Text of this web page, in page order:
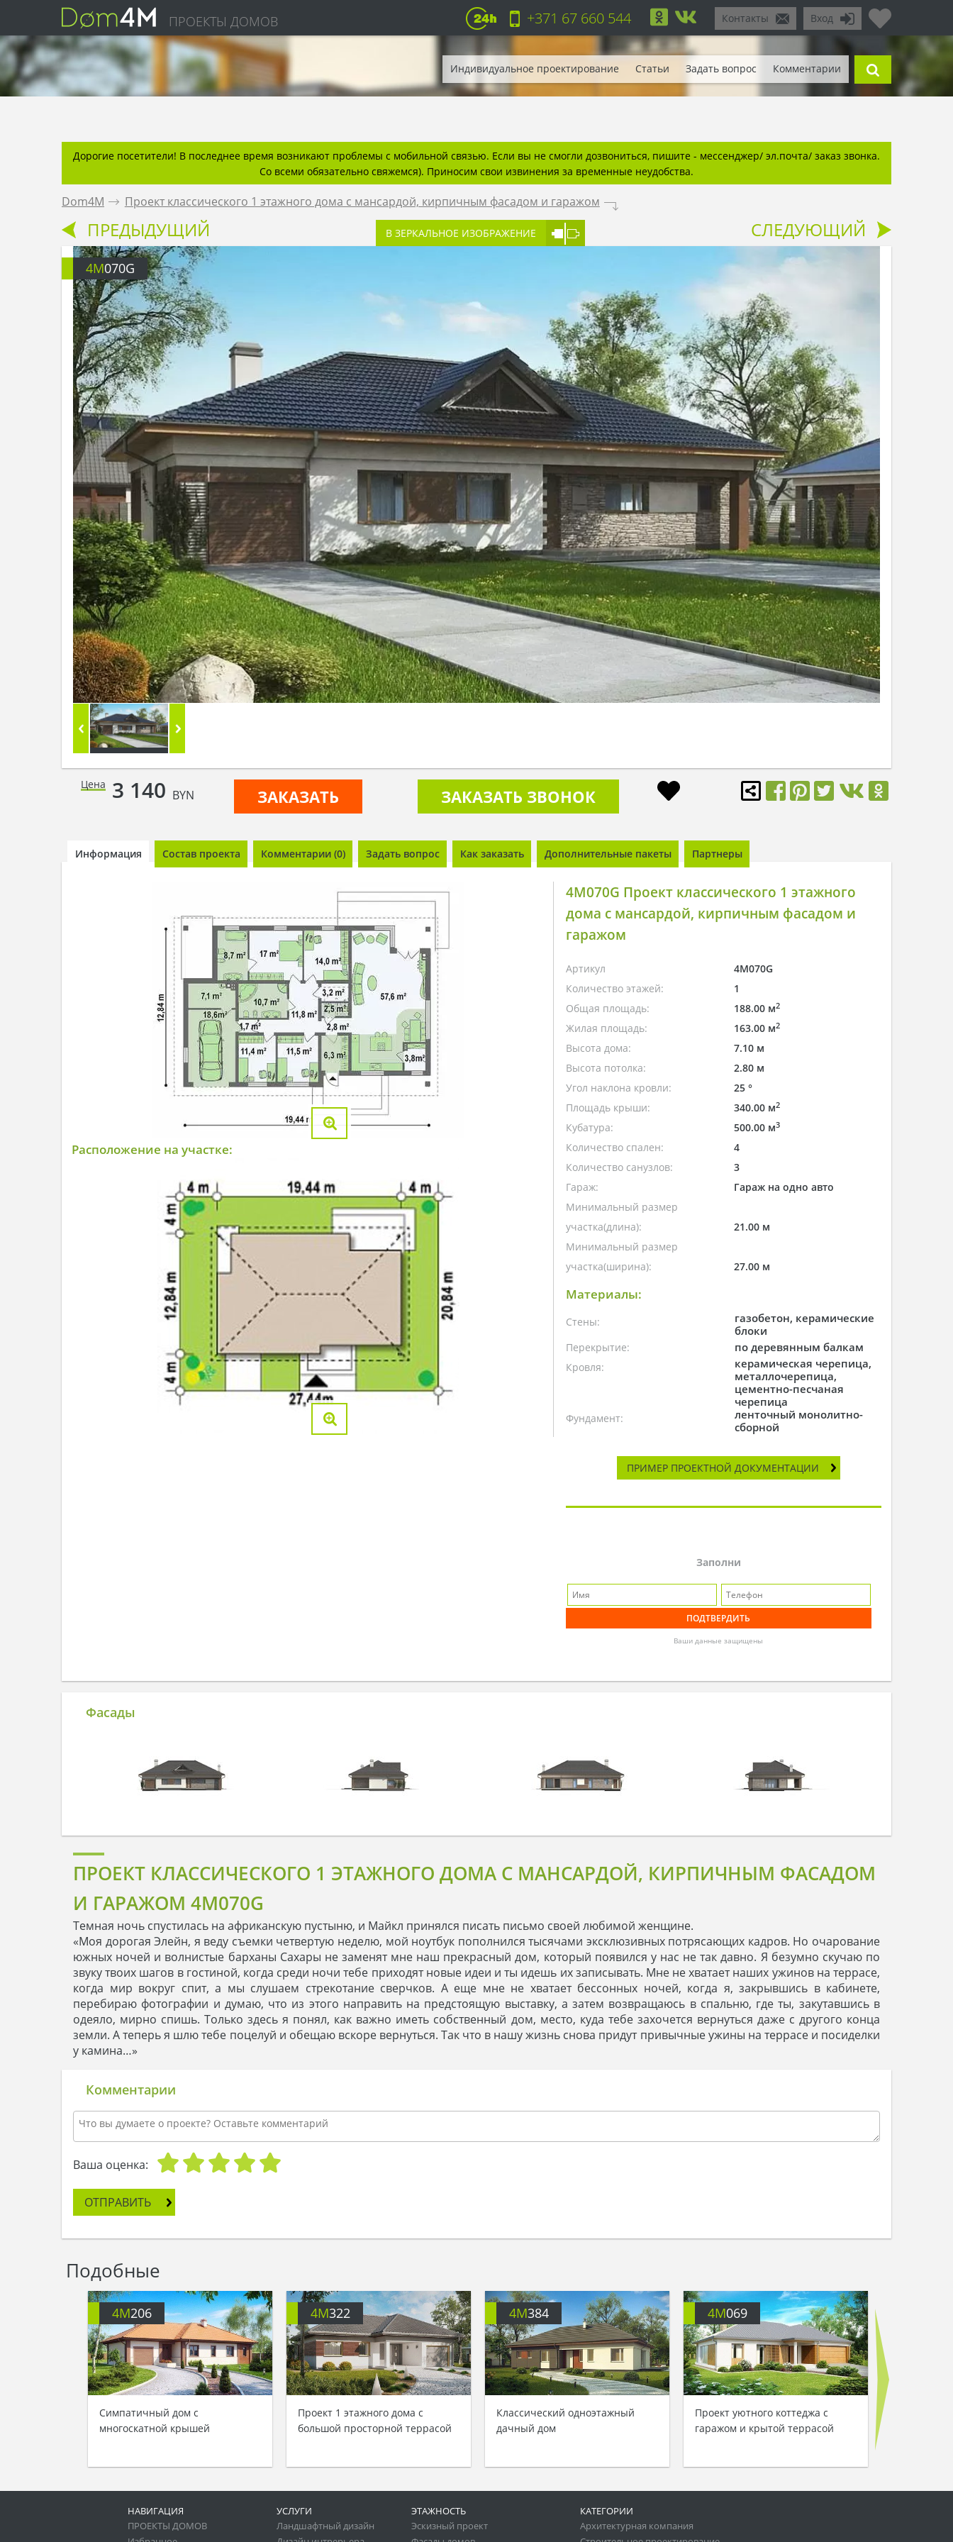
ПРОЕКТЫ ДОМОВ Вход
Контакты
+371 67 660 544
Индивидуальное проектирование Статьи Задать вопрос Комментарии
Дорогие посетители! В последнее время возникают проблемы с мобильной связью. Если вы не смогли дозвониться, пишите - мессенджер/ эл.почта/ заказ звонка.
Со всеми обязательно свяжемся). Приносим свои извинения за временные неудобства.
Dom4M . Проект классического 1 этажного дома с мансардой, кирпичным фасадом и гаражом .
ПРЕДЫДУЩИЙ В ЗЕРКАЛЬНОЕ ИЗОБРАЖЕНИЕ СЛЕДУЮЩИЙ
4M070G
Цена 3 140 BYN ЗАКАЗАТЬ ЗАКАЗАТЬ ЗВОНОК
Информация Состав проекта Комментарии (0) Задать вопрос Как заказать Дополнительные пакеты Партнеры
Расположение на участке:
4M070G Проект классического 1 этажного
дома с мансардой, кирпичным фасадом и
гаражом
Артикул
4M070G
Количество этажей:
1
Общая площадь:
188.00 м2
Жилая площадь: 163.00 м2
Высота дома:
7.10 м
Высота потолка:
2.80 м
Угол наклона кровли:
25 °
Площадь крыши:
340.00 м2
Кубатура: 500.00 м3
Количество спален:
4
Количество санузлов:
3
Гараж:
Гараж на одно авто
Минимальный размер
участка(длина):
21.00 м
Минимальный размер
участка(ширина):
27.00 м
Материалы:
Стены:
газобетон, керамические
блоки
Перекрытие: по деревянным балкам
Кровля:
керамическая черепица,
металлочерепица,
цементно-песчаная
черепица
Фундамент:
ленточный монолитно-
сборной
ПРИМЕР ПРОЕКТНОЙ ДОКУМЕНТАЦИИ
Заполни
Ваши данные защищены
Фасады
ПРОЕКТ КЛАССИЧЕСКОГО 1 ЭТАЖНОГО ДОМА С МАНСАРДОЙ, КИРПИЧНЫМ ФАСАДОМ
И ГАРАЖОМ 4M070G
Темная ночь спустилась на африканскую пустыню, и Майкл принялся писать письмо своей любимой женщине.
«Моя дорогая Элейн, я веду съемки четвертую неделю, мой ноутбук пополнился тысячами эксклюзивных потрясающих кадров. Но очарование
южных ночей и волнистые барханы Сахары не заменят мне наш прекрасный дом, который появился у нас не так давно. Я безумно скучаю по
звуку твоих шагов в гостиной, когда среди ночи тебе приходят новые идеи и ты идешь их записывать. Мне не хватает наших ужинов на террасе,
когда мир вокруг спит, а мы слушаем стрекотание сверчков. А еще мне не хватает бессонных ночей, когда я, закрывшись в кабинете,
перебираю фотографии и думаю, что из этого направить на предстоящую выставку, а затем возвращаюсь в спальню, где ты, закутавшись в
одеяло, мирно спишь. Только здесь я понял, как важно иметь собственный дом, место, куда тебе захочется вернуться даже с другого конца
земли. А теперь я шлю тебе поцелуй и обещаю вскоре вернуться. Так что в нашу жизнь снова придут привычные ужины на террасе и посиделки
у камина…»
Комментарии
Ваша оценка:
ОТПРАВИТЬ
Подобные
4M206
Симпатичный дом с
многоскатной крышей
4M322
Проект 1 этажного дома с
большой просторной террасой
4M384
Классический одноэтажный
дачный дом
4M069
Проект уютного коттеджа с
гаражом и крытой террасой
НАВИГАЦИЯ
ПРОЕКТЫ ДОМОВ
УСЛУГИ
Ландшафтный дизайн
ЭТАЖНОСТЬ
Эскизный проект
КАТЕГОРИИ
Архитектурная компания